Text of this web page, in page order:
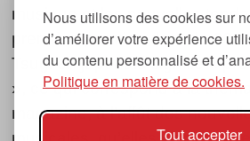
Nous utilisons des cookies sur
d’améliorer votre expérience
du contenu personnalisé et
Politique en matière de cookies.
Tout accepter
musique et les nouvelles
première parution date de
Tsugi en japonais signifie «
», ce qui correspond à la
magazine, à l’affût des